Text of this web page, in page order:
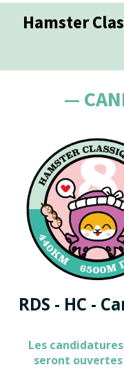
Hamster
—
RDS - HC -
Les
seront ouvertes